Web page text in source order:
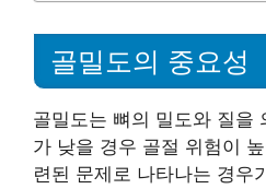
골밀도의 중요성
골밀도는 뼈의 밀도와 질을
가 낮을 경우 골절 위험이
련된 문제로 나타나는 경우